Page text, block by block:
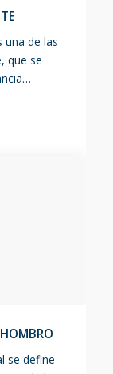
una de las
que se
se define